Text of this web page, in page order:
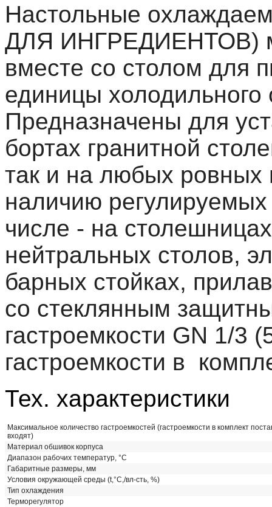
Настольные
ДЛЯ ИНГРЕДИЕНТОВ)
вместе со столом для
единицы холодильного
Предназначены для
бортах гранитной
так и на любых ровных
наличию
числе - на
нейтральных столов,
барных стойках,
со стеклянным
гастроемкости GN 1/3
гастроемкости в
Тех. характеристики
Максимальное количество гастроемкостей (гастроемкости в комплект
входят)
Материал обшивок корпуса
Диапазон рабочих температур, °C
Габаритные размеры, мм
Условия окружающей среды (t,°C,/вл-сть, %)
Тип охлаждения
Терморегулятор